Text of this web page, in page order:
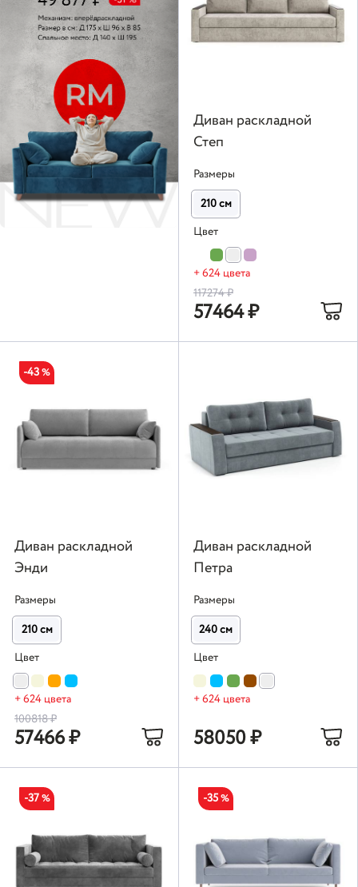
Диван раскладной
Степ
Размеры
210 см
Цвет
+ 624 цвета
117274₽
57464₽
-43%
Диван раскладной
Энди
Размеры
210 см
Цвет
+ 624 цвета
100818₽
57466₽
Диван раскладной
Петра
Размеры
240 см
Цвет
+ 624 цвета
58050₽
-37 % -35 %